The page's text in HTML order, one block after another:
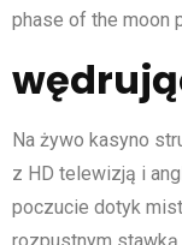
phase of the moon
Na żywo kasyno
z HD telewizją i
poczucie dotyk